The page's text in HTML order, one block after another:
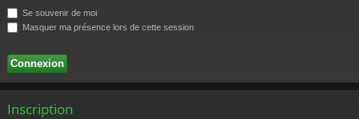
Se souvenir de moi
Masquer ma présence lors de cette session
Inscription